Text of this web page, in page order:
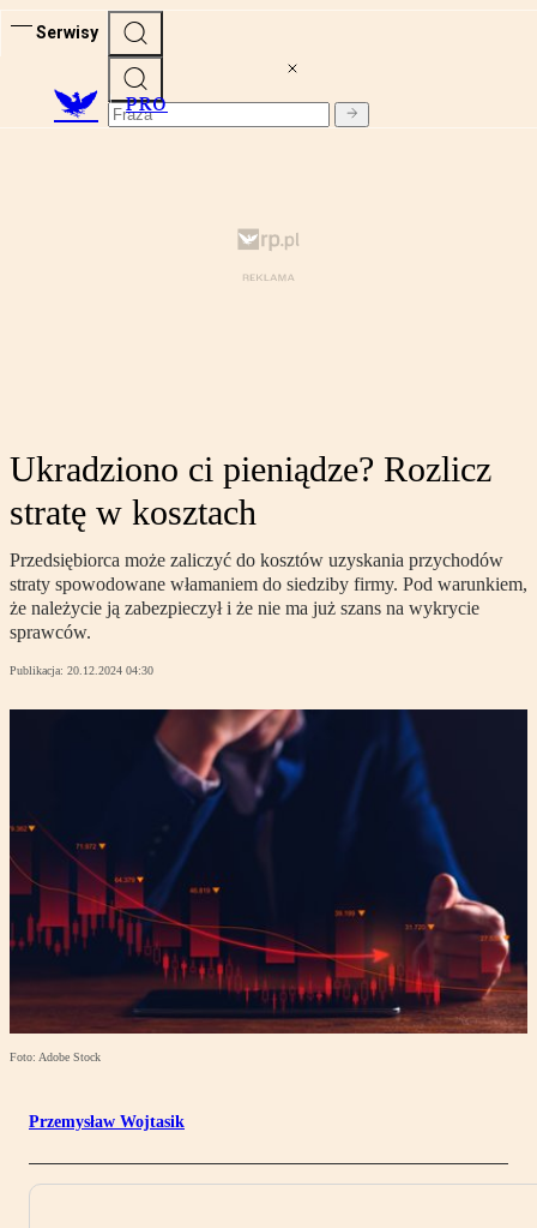
Serwisy
PRO
Ukradziono ci pieniądze? Rozlicz
stratę w kosztach
Przedsiębiorca może zaliczyć do kosztów uzyskania przychodów
straty spowodowane włamaniem do siedziby firmy. Pod warunkiem,
że należycie ją zabezpieczył i że nie ma już szans na wykrycie
sprawców.
Publikacja: 20.12.2024 04:30
Foto: Adobe Stock
Przemysław Wojtasik